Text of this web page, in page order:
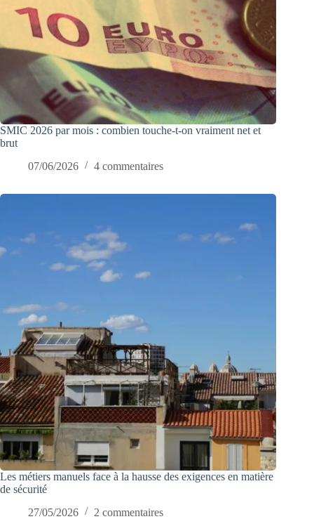
SMIC 2026 par mois : combien touche-t-on vraiment net et
brut
07/06/2026
4 commentaires
Les métiers manuels face à la hausse des exigences en matière
de sécurité
27/05/2026
2 commentaires